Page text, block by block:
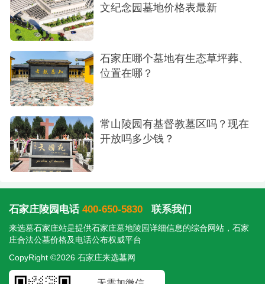
文纪念园墓地价格表最新
石家庄哪个墓地有生态草坪葬、
位置在哪？
常山陵园有基督教墓区吗？现在
开放吗多少钱？
石家庄陵园电话 400-650-5830 联系我们
来选墓石家庄站是提供石家庄墓地陵园 详细信息的综合网站，石家
庄合法公墓价格及电话公布权威平台
CopyRight ©2026 石家庄来选墓网